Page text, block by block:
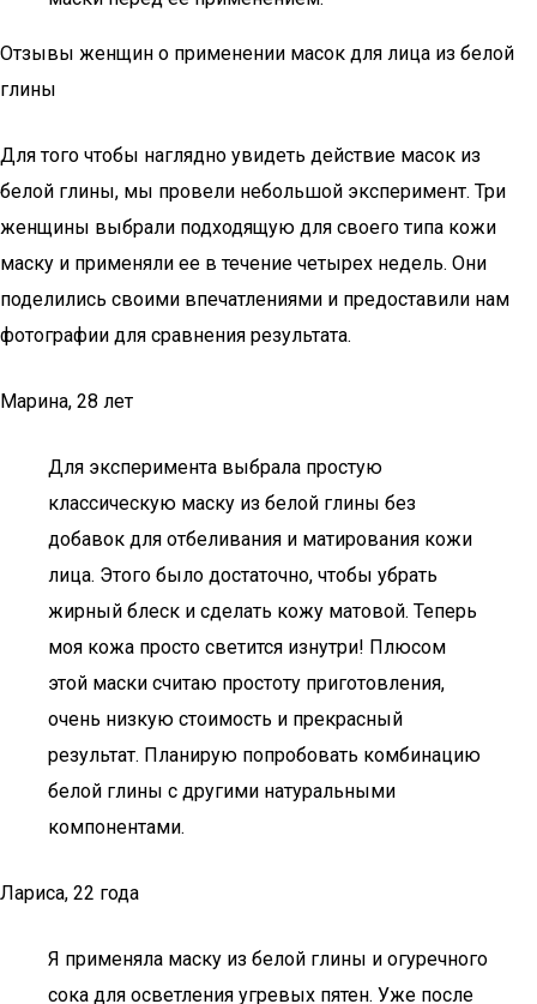
Отзывы женщин о применении масок для лица из белой
глины
Для того чтобы наглядно увидеть действие масок из
белой глины, мы провели небольшой эксперимент. Три
женщины выбрали подходящую для своего типа кожи
маску и применяли ее в течение четырех недель. Они
поделились своими впечатлениями и предоставили нам
фотографии для сравнения результата.
Марина, 28 лет
Для эксперимента выбрала простую
классическую маску из белой глины без
добавок для отбеливания и матирования кожи
лица. Этого было достаточно, чтобы убрать
жирный блеск и сделать кожу матовой. Теперь
моя кожа просто светится изнутри! Плюсом
этой маски считаю простоту приготовления,
очень низкую стоимость и прекрасный
результат. Планирую попробовать комбинацию
белой глины с другими натуральными
компонентами.
Лариса, 22 года
Я применяла маску из белой глины и огуречного
сока для осветления угревых пятен. Уже после